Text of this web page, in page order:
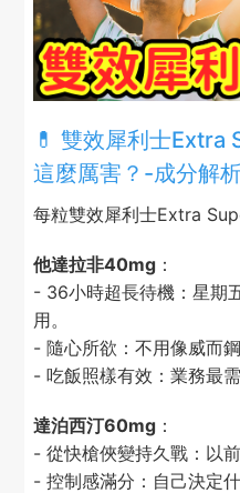
💊 雙效犀利士
這麼厲害？-成分解
每粒雙效犀利士Extra
他達拉非40mg ：
- 36小時超長待機：星期
用。
- 隨心所欲：不用像威而
- 吃飯照樣有效：業務最
達泊西汀60mg ：
- 從快槍俠變持久戰：以
- 控制感滿分：自己決定